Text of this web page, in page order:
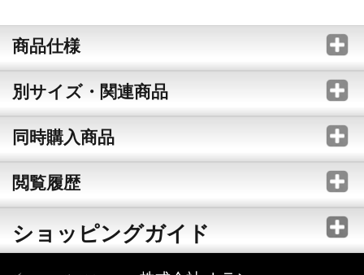
商品仕様
別サイズ・関連商品
同時購入商品
閲覧履歴
ショッピングガイド